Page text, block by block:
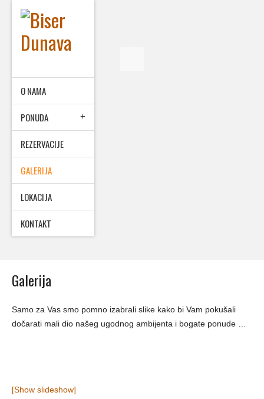
O NAMA
PONUDA
REZERVACIJE
GALERIJA
LOKACIJA
KONTAKT
Galerija
Samo za Vas smo pomno izabrali slike kako bi Vam pokušali
dočarati mali dio našeg ugodnog ambijenta i bogate ponude …
[Show slideshow]